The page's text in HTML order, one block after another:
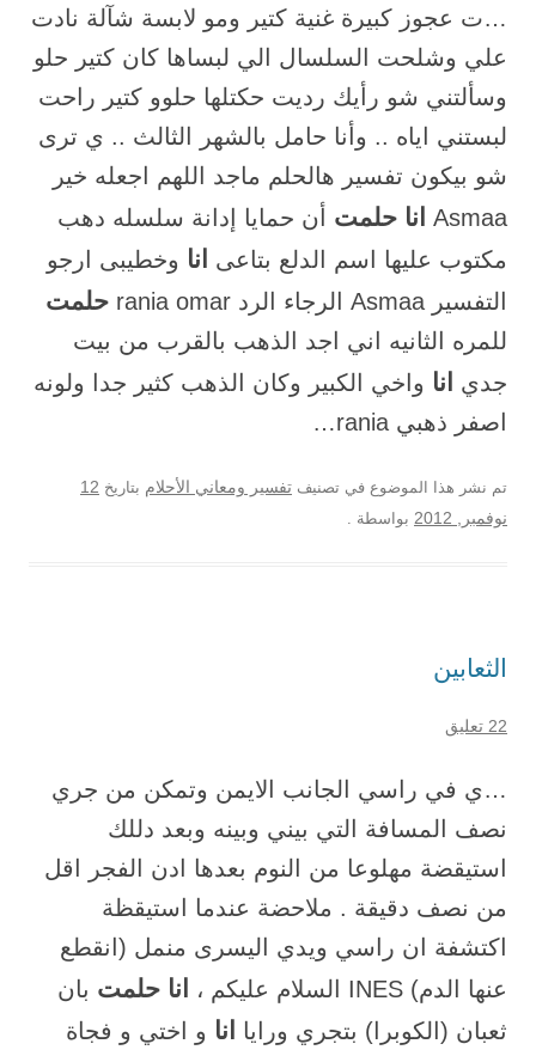
…ت عجوز كبيرة غنية كتير ومو لابسة شآلة نادت
علي وشلحت السلسال الي لبساها كان كتير حلو
وسألتني شو رأيك رديت حكتلها حلوو كتير راحت
لبستني اياه .. وأنا حامل بالشهر الثالث .. ي ترى
شو بيكون تفسير هالحلم ماجد اللهم اجعله خير
Asmaa انا حلمت أن حمايا إدانة سلسله دهب
مكتوب عليها اسم الدلع بتاعى
انا وخطيبى ارجو
التفسير Asmaa الرجاء الرد rania omar
حلمت
للمره الثانيه اني اجد الذهب بالقرب من بيت
جدي
انا واخي الكبير وكان الذهب كثير جدا ولونه
اصفر ذهبي rania…
تم نشر هذا الموضوع في تصنيف تفسير ومعاني الأحلام بتاريخ 12
نوفمبر, 2012
بواسطة .
الثعابين
22 تعليق
…ي في راسي الجانب الايمن وتمكن من جري
نصف المسافة التي بيني وبينه وبعد دللك
استيقضة مهلوعا من النوم بعدها ادن الفجر اقل
من نصف دقيقة . ملاحضة عندما استيقظة
اكتشفة ان راسي ويدي اليسرى منمل (انقطع
عنها الدم) INES السلام عليكم ،
انا حلمت بان
ثعبان (الكوبرا) بتجري ورايا
انا و اختي و فجاة